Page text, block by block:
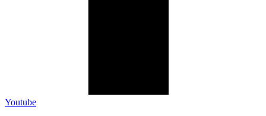
Youtube